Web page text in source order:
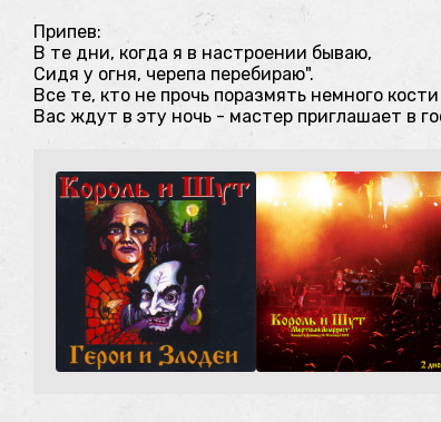
Припев:
В те дни, когда я в настроении бываю,
Сидя у огня, черепа перебираю".
Все те, кто не прочь поразмять немного
Вас ждут в эту ночь - мастер приглашает в